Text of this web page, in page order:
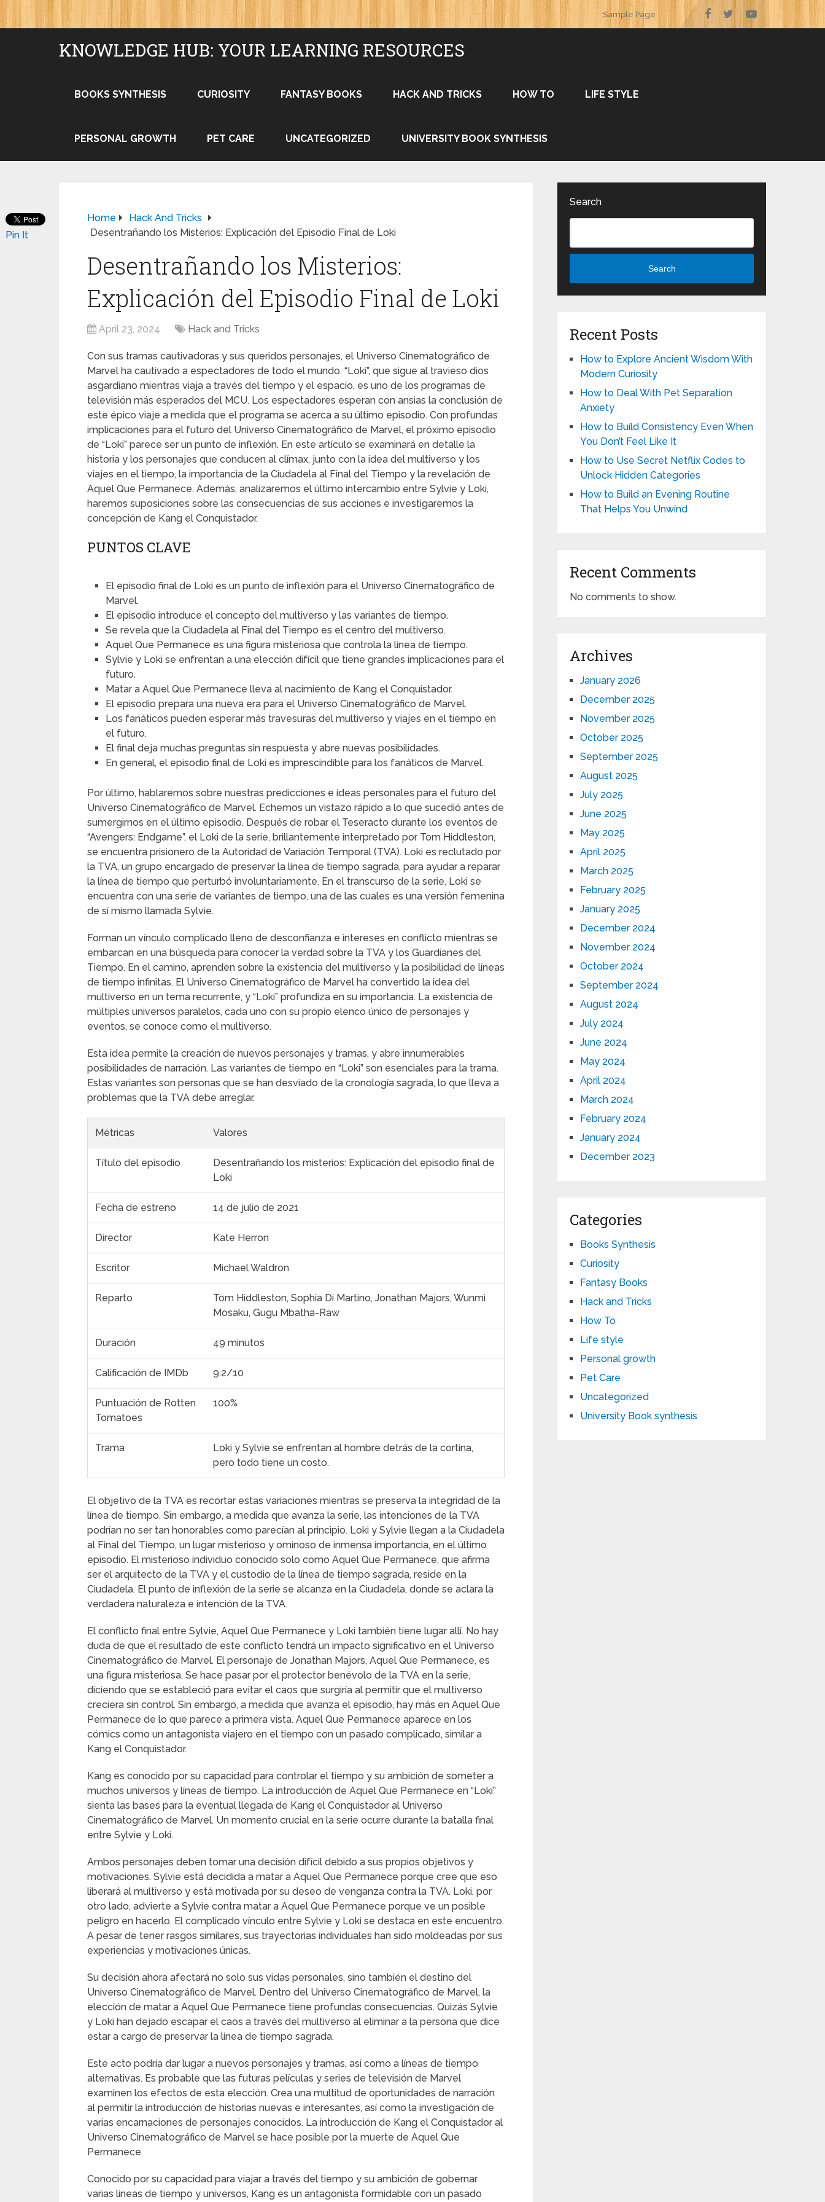
Sample Page
KNOWLEDGE HUB: YOUR LEARNING RESOURCES
BOOKS SYNTHESIS CURIOSITY FANTASY BOOKS HACK AND TRICKS HOW TO LIFE STYLE
PERSONAL GROWTH PET CARE UNCATEGORIZED UNIVERSITY BOOK SYNTHESIS
Home
Hack And Tricks
Desentrañando los Misterios: Explicación del Episodio Final de Loki
Desentrañando los Misterios:
Explicación del Episodio Final de Loki
April 23, 2024 Hack and Tricks
Con sus tramas cautivadoras y sus queridos personajes, el Universo Cinematográfico de
Marvel ha cautivado a espectadores de todo el mundo. “Loki”, que sigue al travieso dios
asgardiano mientras viaja a través del tiempo y el espacio, es uno de los programas de
televisión más esperados del MCU. Los espectadores esperan con ansias la conclusión de
este épico viaje a medida que el programa se acerca a su último episodio. Con profundas
implicaciones para el futuro del Universo Cinematográfico de Marvel, el próximo episodio
de “Loki” parece ser un punto de inflexión. En este artículo se examinará en detalle la
historia y los personajes que conducen al clímax, junto con la idea del multiverso y los
viajes en el tiempo, la importancia de la Ciudadela al Final del Tiempo y la revelación de
Aquel Que Permanece. Además, analizaremos el último intercambio entre Sylvie y Loki,
haremos suposiciones sobre las consecuencias de sus acciones e investigaremos la
concepción de Kang el Conquistador.
PUNTOS CLAVE
El episodio final de Loki es un punto de inflexión para el Universo Cinematográfico de
Marvel.
El episodio introduce el concepto del multiverso y las variantes de tiempo.
Se revela que la Ciudadela al Final del Tiempo es el centro del multiverso.
Aquel Que Permanece es una figura misteriosa que controla la línea de tiempo.
Sylvie y Loki se enfrentan a una elección difícil que tiene grandes implicaciones para el
futuro.
Matar a Aquel Que Permanece lleva al nacimiento de Kang el Conquistador.
El episodio prepara una nueva era para el Universo Cinematográfico de Marvel.
Los fanáticos pueden esperar más travesuras del multiverso y viajes en el tiempo en
el futuro.
El final deja muchas preguntas sin respuesta y abre nuevas posibilidades.
En general, el episodio final de Loki es imprescindible para los fanáticos de Marvel.
Por último, hablaremos sobre nuestras predicciones e ideas personales para el futuro del
Universo Cinematográfico de Marvel. Echemos un vistazo rápido a lo que sucedió antes de
sumergirnos en el último episodio. Después de robar el Teseracto durante los eventos de
“Avengers: Endgame”, el Loki de la serie, brillantemente interpretado por Tom Hiddleston,
se encuentra prisionero de la Autoridad de Variación Temporal (TVA). Loki es reclutado por
la TVA, un grupo encargado de preservar la línea de tiempo sagrada, para ayudar a reparar
la línea de tiempo que perturbó involuntariamente. En el transcurso de la serie, Loki se
encuentra con una serie de variantes de tiempo, una de las cuales es una versión femenina
de sí mismo llamada Sylvie.
Forman un vínculo complicado lleno de desconfianza e intereses en conflicto mientras se
embarcan en una búsqueda para conocer la verdad sobre la TVA y los Guardianes del
Tiempo. En el camino, aprenden sobre la existencia del multiverso y la posibilidad de líneas
de tiempo infinitas. El Universo Cinematográfico de Marvel ha convertido la idea del
multiverso en un tema recurrente, y “Loki” profundiza en su importancia. La existencia de
múltiples universos paralelos, cada uno con su propio elenco único de personajes y
eventos, se conoce como el multiverso.
Esta idea permite la creación de nuevos personajes y tramas, y abre innumerables
posibilidades de narración. Las variantes de tiempo en “Loki” son esenciales para la trama.
Estas variantes son personas que se han desviado de la cronología sagrada, lo que lleva a
problemas que la TVA debe arreglar.
Métricas Valores
Título del episodio
Desentrañando los misterios: Explicación del episodio final de
Loki
Fecha de estreno 14 de julio de 2021
Director Kate Herron
Escritor Michael Waldron
Reparto
Tom Hiddleston, Sophia Di Martino, Jonathan Majors, Wunmi
Mosaku, Gugu Mbatha-Raw
Duración 49 minutos
Calificación de IMDb 9.2/10
Puntuación de Rotten
Tomatoes
100%
Trama
Loki y Sylvie se enfrentan al hombre detrás de la cortina,
pero todo tiene un costo.
El objetivo de la TVA es recortar estas variaciones mientras se preserva la integridad de la
línea de tiempo. Sin embargo, a medida que avanza la serie, las intenciones de la TVA
podrían no ser tan honorables como parecían al principio. Loki y Sylvie llegan a la Ciudadela
al Final del Tiempo, un lugar misterioso y ominoso de inmensa importancia, en el último
episodio. El misterioso individuo conocido solo como Aquel Que Permanece, que afirma
ser el arquitecto de la TVA y el custodio de la línea de tiempo sagrada, reside en la
Ciudadela. El punto de inflexión de la serie se alcanza en la Ciudadela, donde se aclara la
verdadera naturaleza e intención de la TVA.
El conflicto final entre Sylvie, Aquel Que Permanece y Loki también tiene lugar allí. No hay
duda de que el resultado de este conflicto tendrá un impacto significativo en el Universo
Cinematográfico de Marvel. El personaje de Jonathan Majors, Aquel Que Permanece, es
una figura misteriosa. Se hace pasar por el protector benévolo de la TVA en la serie,
diciendo que se estableció para evitar el caos que surgiría al permitir que el multiverso
creciera sin control. Sin embargo, a medida que avanza el episodio, hay más en Aquel Que
Permanece de lo que parece a primera vista. Aquel Que Permanece aparece en los
cómics como un antagonista viajero en el tiempo con un pasado complicado, similar a
Kang el Conquistador.
Kang es conocido por su capacidad para controlar el tiempo y su ambición de someter a
muchos universos y líneas de tiempo. La introducción de Aquel Que Permanece en “Loki”
sienta las bases para la eventual llegada de Kang el Conquistador al Universo
Cinematográfico de Marvel. Un momento crucial en la serie ocurre durante la batalla final
entre Sylvie y Loki.
Ambos personajes deben tomar una decisión difícil debido a sus propios objetivos y
motivaciones. Sylvie está decidida a matar a Aquel Que Permanece porque cree que eso
liberará al multiverso y está motivada por su deseo de venganza contra la TVA. Loki, por
otro lado, advierte a Sylvie contra matar a Aquel Que Permanece porque ve un posible
peligro en hacerlo. El complicado vínculo entre Sylvie y Loki se destaca en este encuentro.
A pesar de tener rasgos similares, sus trayectorias individuales han sido moldeadas por sus
experiencias y motivaciones únicas.
Su decisión ahora afectará no solo sus vidas personales, sino también el destino del
Universo Cinematográfico de Marvel. Dentro del Universo Cinematográfico de Marvel, la
elección de matar a Aquel Que Permanece tiene profundas consecuencias. Quizás Sylvie
y Loki han dejado escapar el caos a través del multiverso al eliminar a la persona que dice
estar a cargo de preservar la línea de tiempo sagrada.
Este acto podría dar lugar a nuevos personajes y tramas, así como a líneas de tiempo
alternativas. Es probable que las futuras películas y series de televisión de Marvel
examinen los efectos de esta elección. Crea una multitud de oportunidades de narración
al permitir la introducción de historias nuevas e interesantes, así como la investigación de
varias encarnaciones de personajes conocidos. La introducción de Kang el Conquistador al
Universo Cinematográfico de Marvel se hace posible por la muerte de Aquel Que
Permanece.
Conocido por su capacidad para viajar a través del tiempo y su ambición de gobernar
varias líneas de tiempo y universos, Kang es un antagonista formidable con un pasado
Pin It
Search
Search
Recent Posts
How to Explore Ancient Wisdom With
Modern Curiosity
How to Deal With Pet Separation
Anxiety
How to Build Consistency Even When
You Don’t Feel Like It
How to Use Secret Netflix Codes to
Unlock Hidden Categories
How to Build an Evening Routine
That Helps You Unwind
Recent Comments
No comments to show.
Archives
January 2026
December 2025
November 2025
October 2025
September 2025
August 2025
July 2025
June 2025
May 2025
April 2025
March 2025
February 2025
January 2025
December 2024
November 2024
October 2024
September 2024
August 2024
July 2024
June 2024
May 2024
April 2024
March 2024
February 2024
January 2024
December 2023
Categories
Books Synthesis
Curiosity
Fantasy Books
Hack and Tricks
How To
Life style
Personal growth
Pet Care
Uncategorized
University Book synthesis